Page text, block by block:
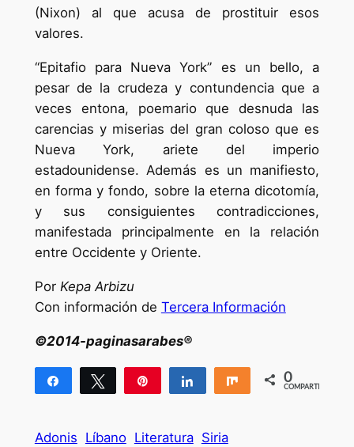
(Nixon) al que acusa de prostituir esos
valores.
“Epitafio para Nueva York” es un bello, a
pesar de la crudeza y contundencia que a
veces entona, poemario que desnuda las
carencias y miserias del gran coloso que es
Nueva York, ariete del imperio
estadounidense. Además es un manifiesto,
en forma y fondo, sobre la eterna dicotomía,
y sus consiguientes contradicciones,
manifestada principalmente en la relación
entre Occidente y Oriente.
Por Kepa Arbizu
Con información de Tercera Información
©2014-paginasarabes®
Compartir Twittear Compartir Compartir
0
COMPARTIR
Adonis Líbano Literatura Siria